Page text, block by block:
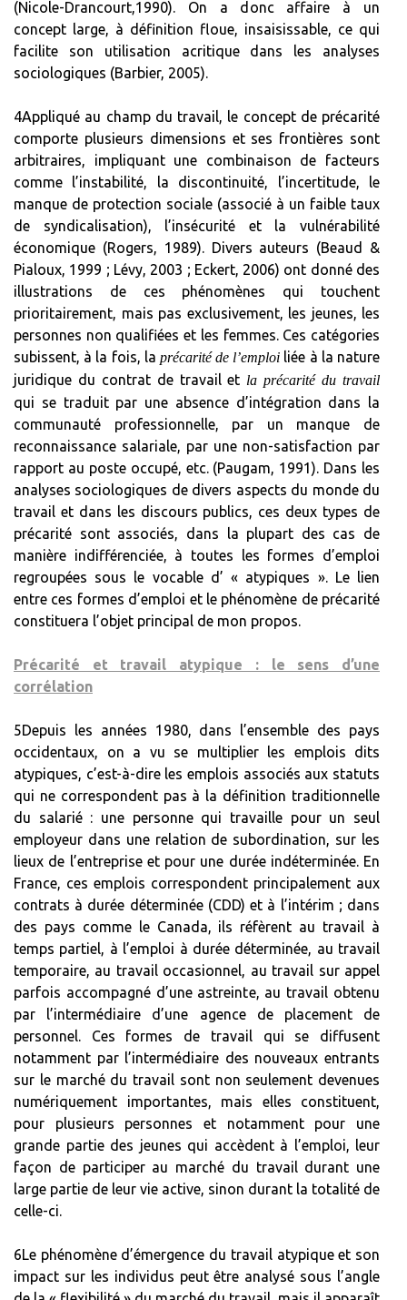
(Nicole-Drancourt,1990). On a donc affaire à un
concept large, à définition floue, insaisissable, ce qui
facilite son utilisation acritique dans les analyses
sociologiques (Barbier, 2005).
4Appliqué au champ du travail, le concept de précarité
comporte plusieurs dimensions et ses frontières sont
arbitraires, impliquant une combinaison de facteurs
comme l’instabilité, la discontinuité, l’incertitude, le
manque de protection sociale (associé à un faible taux
de syndicalisation), l’insécurité et la vulnérabilité
économique (Rogers, 1989). Divers auteurs (Beaud &
Pialoux, 1999 ; Lévy, 2003 ; Eckert, 2006) ont donné des
illustrations de ces phénomènes qui touchent
prioritairement, mais pas exclusivement, les jeunes, les
personnes non qualifiées et les femmes. Ces catégories
subissent, à la fois, la précarité de l’emploi liée à la nature
juridique du contrat de travail et la précarité du travail
qui se traduit par une absence d’intégration dans la
communauté professionnelle, par un manque de
reconnaissance salariale, par une non-satisfaction par
rapport au poste occupé, etc. (Paugam, 1991). Dans les
analyses sociologiques de divers aspects du monde du
travail et dans les discours publics, ces deux types de
précarité sont associés, dans la plupart des cas de
manière indifférenciée, à toutes les formes d’emploi
regroupées sous le vocable d’ « atypiques ». Le lien
entre ces formes d’emploi et le phénomène de précarité
constituera l’objet principal de mon propos.
Précarité et travail atypique : le sens d’une
corrélation
5Depuis les années 1980, dans l’ensemble des pays
occidentaux, on a vu se multiplier les emplois dits
atypiques, c’est-à-dire les emplois associés aux statuts
qui ne correspondent pas à la définition traditionnelle
du salarié : une personne qui travaille pour un seul
employeur dans une relation de subordination, sur les
lieux de l’entreprise et pour une durée indéterminée. En
France, ces emplois correspondent principalement aux
contrats à durée déterminée (CDD) et à l’intérim ; dans
des pays comme le Canada, ils réfèrent au travail à
temps partiel, à l’emploi à durée déterminée, au travail
temporaire, au travail occasionnel, au travail sur appel
parfois accompagné d’une astreinte, au travail obtenu
par l’intermédiaire d’une agence de placement de
personnel. Ces formes de travail qui se diffusent
notamment par l’intermédiaire des nouveaux entrants
sur le marché du travail sont non seulement devenues
numériquement importantes, mais elles constituent,
pour plusieurs personnes et notamment pour une
grande partie des jeunes qui accèdent à l’emploi, leur
façon de participer au marché du travail durant une
large partie de leur vie active, sinon durant la totalité de
celle-ci.
6Le phénomène d’émergence du travail atypique et son
impact sur les individus peut être analysé sous l’angle